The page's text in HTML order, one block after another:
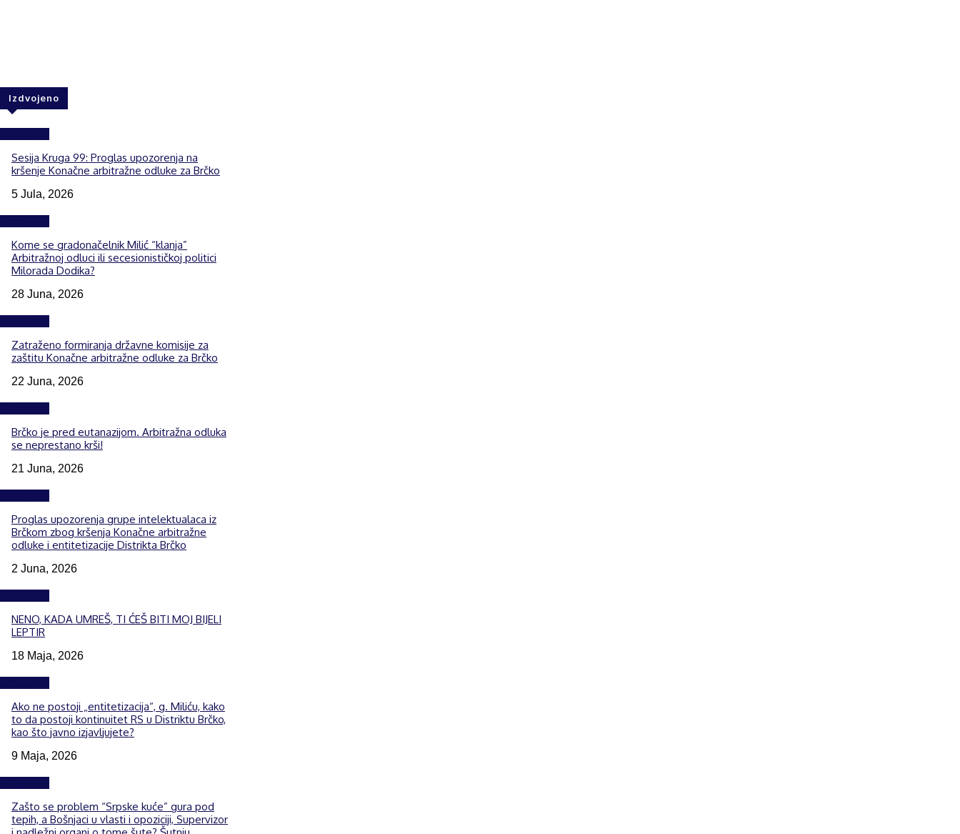
Izdvojeno
Sesija Kruga 99: Proglas upozorenja na
kršenje Konačne arbitražne odluke za Brčko
5 Jula, 2026
Kome se gradonačelnik Milić “klanja”
Arbitražnoj odluci ili secesionističkoj politici
Milorada Dodika?
28 Juna, 2026
Zatraženo formiranja državne komisije za
zaštitu Konačne arbitražne odluke za Brčko
22 Juna, 2026
Brčko je pred eutanazijom. Arbitražna odluka
se neprestano krši!
21 Juna, 2026
Proglas upozorenja grupe intelektualaca iz
Brčkom zbog kršenja Konačne arbitražne
odluke i entitetizacije Distrikta Brčko
2 Juna, 2026
NENO, KADA UMREŠ, TI ĆEŠ BITI MOJ BIJELI
LEPTIR
18 Maja, 2026
Ako ne postoji „entitetizacija“, g. Miliću, kako
to da postoji kontinuitet RS u Distriktu Brčko,
kao što javno izjavljujete?
9 Maja, 2026
Zašto se problem “Srpske kuće” gura pod
tepih, a Bošnjaci u vlasti i opoziciji, Supervizor